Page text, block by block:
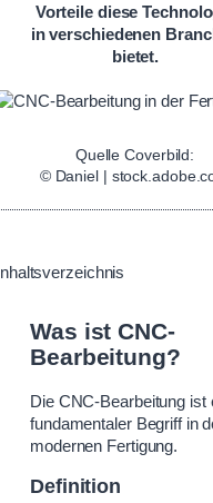
Vorteile diese
in verschiedenen
bietet.
Quelle Coverbild:
© Daniel |
Inhaltsverzeichnis
Was ist CNC-
Bearbeitung?
Die CNC-Bearbeitung ist
fundamentaler Begriff in
modernen Fertigung.
Definition